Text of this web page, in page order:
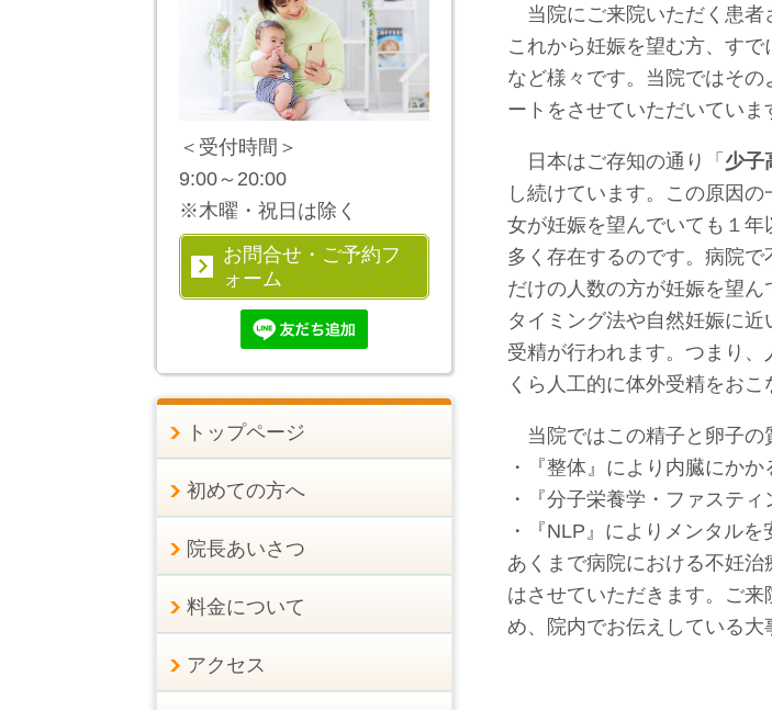
当院にご来院いただく患者
これから妊娠を望む方、す
など様々です。当院ではそ
ートをさせていただいていま
日本はご存知の通り「 少子
し続けています。この原因
女が妊娠を望んでいても１
多く存在するのです。病院
だけの人数の方が妊娠を望
タイミング法や自然妊娠に
受精が行われます。つまり、
くら人工的に体外受精をお
当院ではこの精子と卵子の
・『整体』により内臓にか
・『分子栄養学・ファステ
・『NLP』によりメンタルを
あくまで病院における不妊
はさせていただきます。ご
め、院内でお伝えしている大
＜受付時間＞
9:00～20:00
※木曜・祝日は除く
お問合せ・ご予約フ
ォーム
トップページ
初めての方へ
院長あいさつ
料金について
アクセス